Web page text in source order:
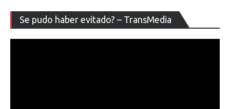
Se pudo haber evitado? – TransMedia
de